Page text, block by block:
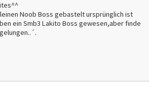
Noob Boss gebastelt ursprünglich ist
ein Smb3 Lakito Boss gewesen,aber finde